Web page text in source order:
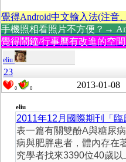
覺得Android中文輸入法(注音
手機照相看照片不方便？→
覺得鬧鐘/行事曆有改進的空
eliu
23
0 0 2013-01-08
eliu
2011年12月國際期刊「
表一篇有關雙酚A與糖尿
病與肥胖患者，體內存在
究學者找來3390位40歲